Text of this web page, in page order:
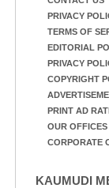
PRIVACY
TERMS OF
EDITORIAL
PRIVACY
COPYRIGHT
PRINT AD
OUR OFFICES
CORPORATE
KAUMUDI